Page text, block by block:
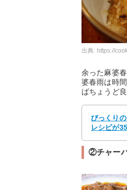
出典: https://
余った麻婆
婆春雨は時
ばちょうど
びっくり
レシピが
②チャー